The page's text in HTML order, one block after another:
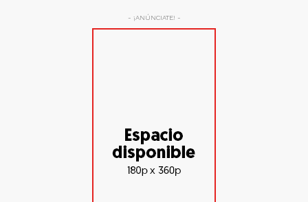
- ¡ANÚNCIATE! -